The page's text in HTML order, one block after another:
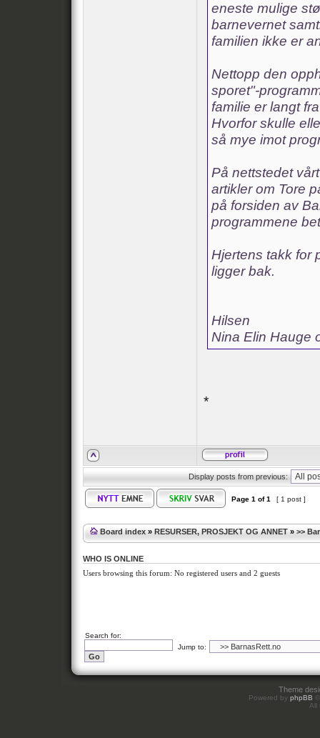
eneste mulige
barnevernet
familien ikke er
Nettopp den
sporet"-
familie er langt
Hvorfor skulle
så mye imot
På nettstedet
artikler om Tore
på forsiden av
programmene
Hjertens takk for
ligger bak.
Hilsen
Nina Elin Hauge
*
Display posts from previous:
Page 1 of1 [ 1 post ]
Board index » RESURSER, PROSJEKT OG ANNET » >>
WHO IS ONLINE
Users browsing this forum: No registered users and 2 guests
Search for:
Jump to:
Theme
Powered by phpBB
All